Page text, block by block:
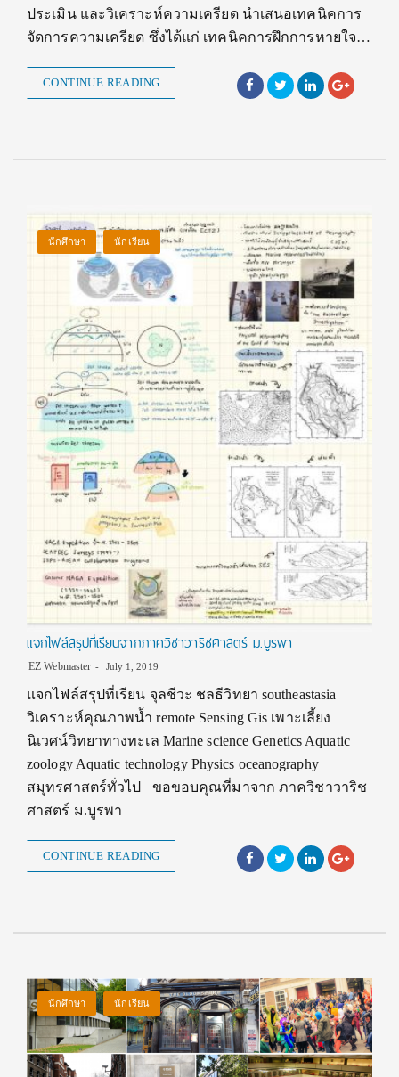
ประเมิน และวิเคราะห์ความเครียด นำเสนอเทคนิคการ
จัดการความเครียด ซึ่งได้แก่ เทคนิคการฝึกการหายใจ…
CONTINUE READING
นักศึกษา นักเรียน
แจกไฟล์สรุปที่เรียนจากภาควิชาวาริชศาสตร์ ม.บูรพา
EZ Webmaster July 1, 2019
แจกไฟล์สรุปที่เรียน จุลชีวะ ชลธีวิทยา southeastasia
วิเคราะห์คุณภาพน้ำ remote Sensing Gis เพาะเลี้ยง
นิเวศน์วิทยาทางทะเล Marine science Genetics Aquatic
zoology Aquatic technology Physics oceanography
สมุทรศาสตร์ทั่วไป ขอขอบคุณที่มาจาก ภาควิชาวาริช
ศาสตร์ ม.บูรพา
CONTINUE READING
นักศึกษา นักเรียน